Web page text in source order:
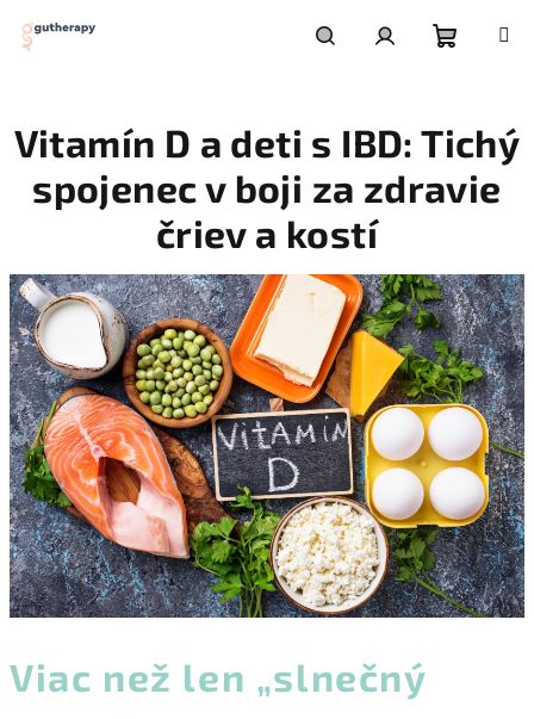
košík
Vitamín D a deti s IBD: Tichý
spojenec v boji za zdravie
čriev a kostí
Viac než len „slnečný